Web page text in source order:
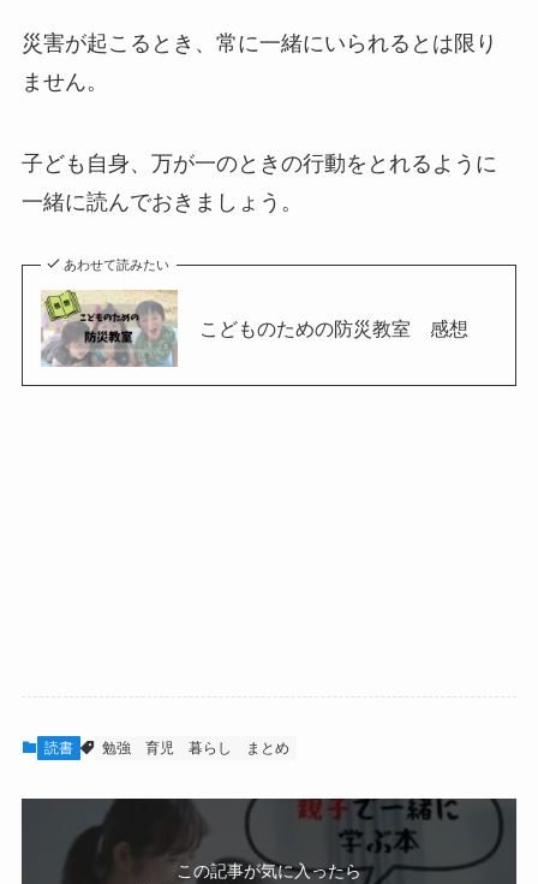
災害が起こるとき、常に一緒にいられるとは限り
ません。
子ども自身、万が一のときの行動をとれるように
一緒に読んでおきましょう。
あわせて読みたい
こどものための防災教室 感想
読書 勉強 育児 暮らし まとめ
この記事が気に入ったら